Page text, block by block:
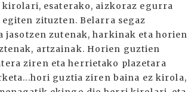
esaterako, aizkoraz egurra
zituzten. Belarra segaz
zutenak, harkinak eta horien
artzainak. Horien guztien
ziren eta herrietako plazetara
guztia ziren baina ez kirola,